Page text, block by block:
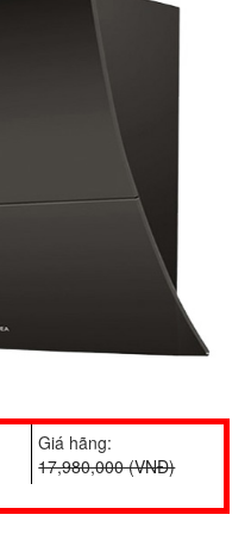
Giá hãng:
17,980,000 (VNĐ)